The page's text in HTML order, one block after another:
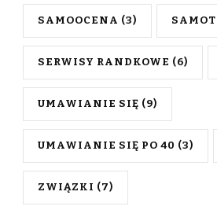
SAMOOCENA (3)
SERWISY RANDKOWE (6)
UMAWIANIE SIĘ (9)
UMAWIANIE SIĘ PO 40 (3)
ZWIĄZKI (7)